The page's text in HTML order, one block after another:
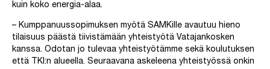
kuin koko energia-alaa.
– Kumppanuussopimuksen myötä SAMKille avautuu hieno
tilaisuus päästä tiivistämään yhteistyötä Vatajankosken
kanssa. Odotan jo tulevaa yhteistyötämme sekä koulutuksen
että TKI:n alueella. Seuraavana askeleena yhteistyössä onkin